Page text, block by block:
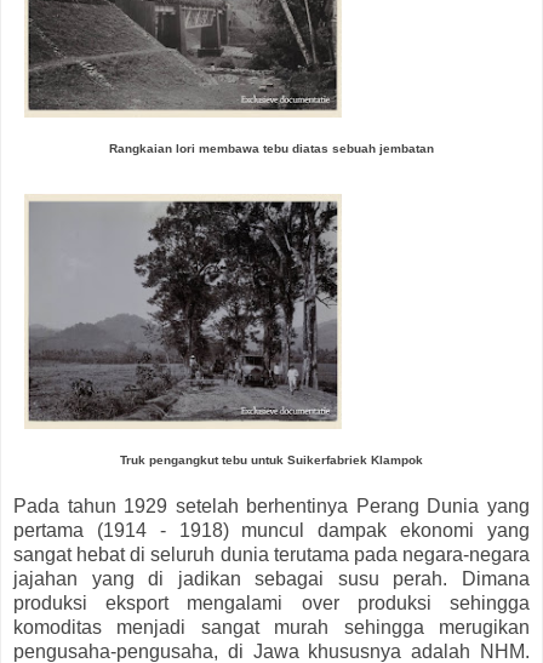
Rangkaian lori membawa tebu diatas sebuah jembatan
Truk pengangkut tebu untuk Suikerfabriek Klampok
Pada tahun 1929 setelah berhentinya Perang Dunia yang
pertama (1914 - 1918) muncul dampak ekonomi yang
sangat hebat di seluruh dunia terutama pada negara-negara
jajahan yang di jadikan sebagai susu perah. Dimana
produksi eksport mengalami over produksi sehingga
komoditas menjadi sangat murah sehingga merugikan
pengusaha-pengusaha, di Jawa khususnya adalah NHM.